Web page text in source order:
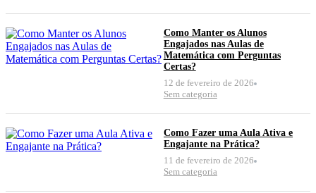
Como Manter os Alunos
Engajados nas Aulas de
Matemática com Perguntas
Certas?
12 de fevereiro de 2026
Sem categoria
Como Fazer uma Aula Ativa e
Engajante na Prática?
11 de fevereiro de 2026
Sem categoria